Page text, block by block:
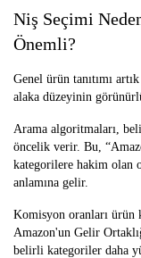
Niş Seçimi
Önemli?
Genel ürün tanıtımı
alaka düzeyinin
Arama algoritmaları,
öncelik verir. Bu,
kategorilere hakim olan
anlamına gelir.
Komisyon oranları ürün
Amazon'un Gelir
belirli kategoriler daha